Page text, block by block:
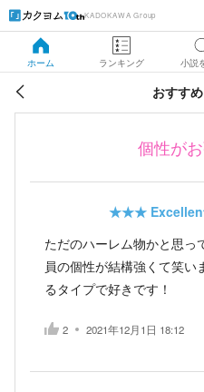
KADOKAWA Group
ホーム ランキング 小説
おすす
個性が
★★★
ただのハーレム物かと思っ
員の個性が結構強くて笑い
るタイプで好きです！
2 2021年12月1日 18:12